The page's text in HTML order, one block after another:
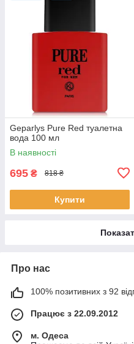
Geparlys Pure Red туалетна
вода 100 мл
В наявності
695 ₴ 818 ₴
Купити
Про нас
100% позитивних з 92
Працює з 22.09.2012
м. Одеса